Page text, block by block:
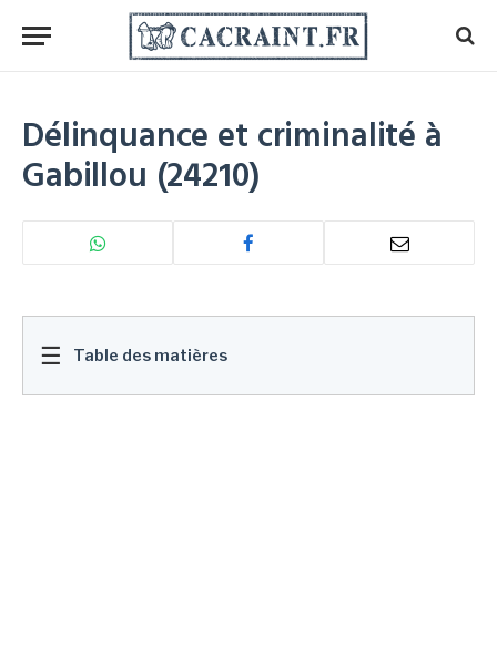
Délinquance et criminalité à
Gabillou (24210)
☰ Table des matières